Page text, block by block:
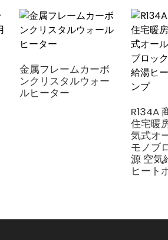
金属フレームカーボ
ンクリスタルウォー
ルヒーター
R134A
住宅暖
気式オ
モノブ
源 空気
ヒート